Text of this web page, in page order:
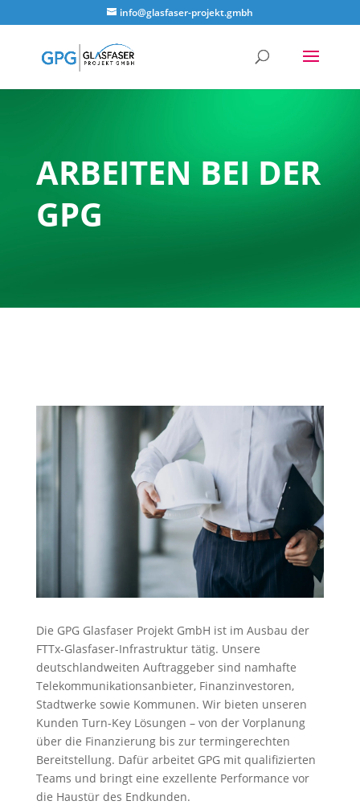
info@glasfaser-projekt.gmbh
ARBEITEN BEI DER
GPG
Die GPG Glasfaser Projekt GmbH ist im Ausbau der
FTTx-Glasfaser-Infrastruktur tätig. Unsere
deutschlandweiten Auftraggeber sind namhafte
Telekommunikationsanbieter, Finanzinvestoren,
Stadtwerke sowie Kommunen. Wir bieten unseren
Kunden Turn-Key Lösungen – von der Vorplanung
über die Finanzierung bis zur termingerechten
Bereitstellung. Dafür arbeitet GPG mit qualifizierten
Teams und bringt eine exzellente Performance vor
die Haustür des Endkunden.